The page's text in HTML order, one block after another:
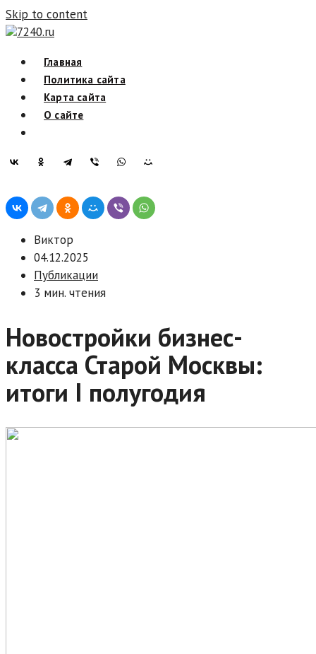
Skip to content
7240.ru
Главная
Политика сайта
Карта сайта
О сайте
Виктор
04.12.2025
Публикации
3 мин. чтения
Новостройки бизнес-
класса Старой Москвы:
итоги I полугодия